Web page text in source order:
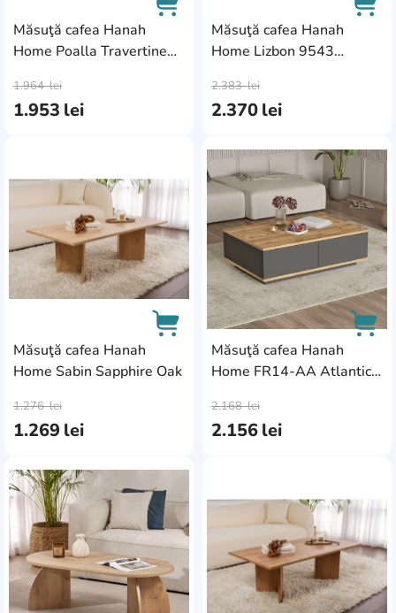
Măsuţă cafea Hanah
Home Poalla Travertine
1.953 lei
1.964lei
Măsuţă cafea Hanah
Home Lizbon 9543
2.370lei
2.383lei
Măsuţă cafea Hanah
Home Sabin Sapphire Oak
1.269 lei
1.276lei
AddCardToFavourite
Măsuţă cafea Hanah
Home FR14-AA Atlantic
2.156lei
2.168lei